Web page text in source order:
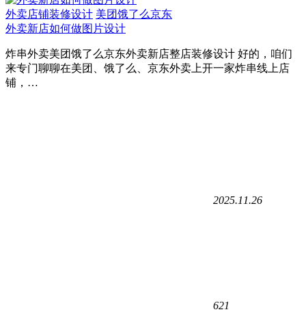
外卖店铺装修设计 美团饿了么京东
外卖新店如何做图片设计
炸串外卖美团饿了么京东外卖新店整店装修设计 好的，咱们
来专门聊聊在美团、饿了么、京东外卖上开一家炸串线上店
铺，…
2025.11.26
621